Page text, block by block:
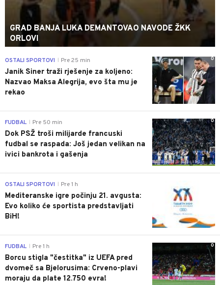
GRAD BANJA LUKA DEMANTOVAO NAVODE ŽKK
ORLOVI
0
OSTALI SPORTOVI Pre 25 min
Janik Siner traži rješenje za koljeno:
Nazvao Maksa Alegrija, evo šta mu je
rekao
0
FUDBAL Pre 50 min
Dok PSŽ troši milijarde francuski
fudbal se raspada: Još jedan velikan na
ivici bankrota i gašenja
OSTALI SPORTOVI Pre 1 h
Mediteranske igre počinju 21. avgusta:
Evo koliko će sportista predstavljati
BiH!
0
FUDBAL Pre 1 h
Borcu stigla "čestitka" iz UEFA pred
dvomeč sa Bjelorusima: Crveno-plavi
moraju da plate 12.750 evra!